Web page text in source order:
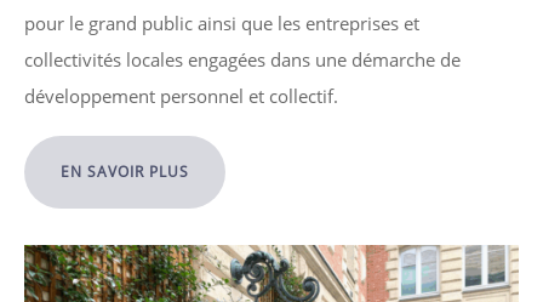
pour le grand public ainsi que les entreprises et
collectivités locales engagées dans une démarche de
développement personnel et collectif.
EN SAVOIR PLUS